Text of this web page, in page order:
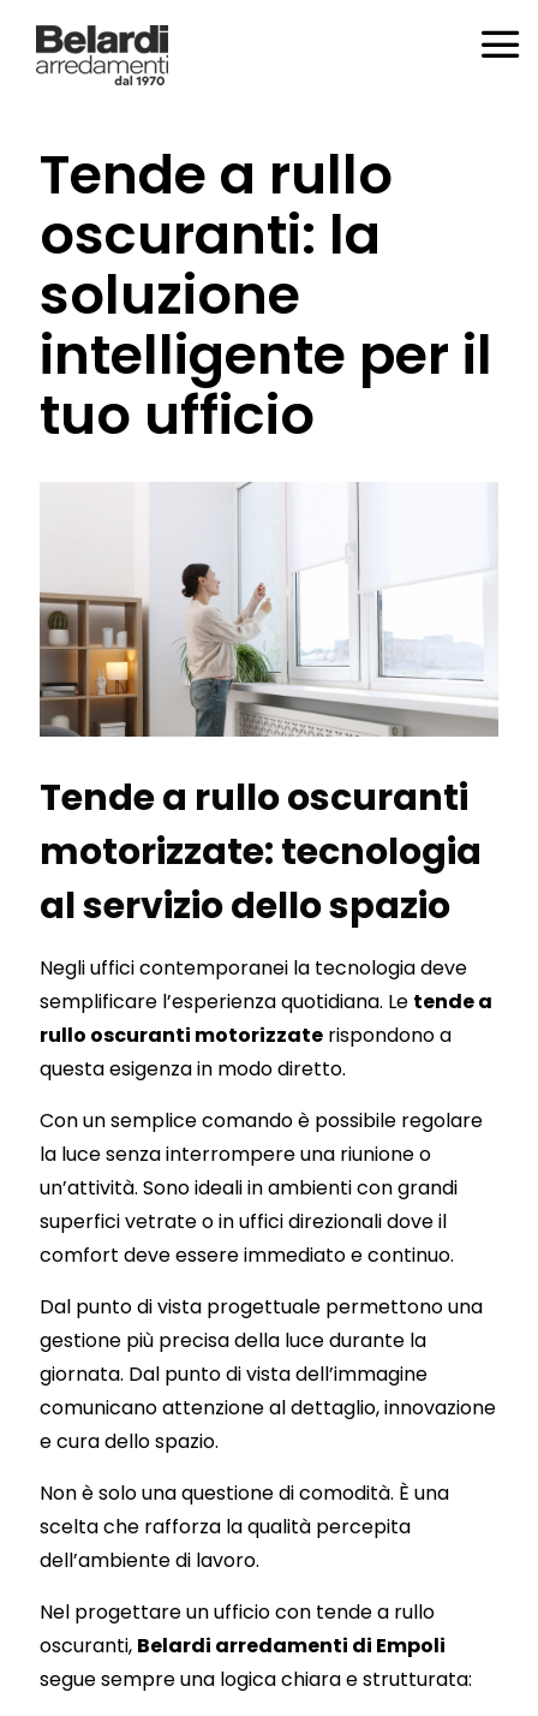
Tende a rullo
oscuranti: la
soluzione
intelligente per il
tuo ufficio
Tende a rullo oscuranti
motorizzate: tecnologia
al servizio dello spazio
Negli uffici contemporanei la tecnologia deve
semplificare l’esperienza quotidiana. Le tende a
rullo oscuranti motorizzate rispondono a
questa esigenza in modo diretto.
Con un semplice comando è possibile regolare
la luce senza interrompere una riunione o
un’attività. Sono ideali in ambienti con grandi
superfici vetrate o in uffici direzionali dove il
comfort deve essere immediato e continuo.
Dal punto di vista progettuale permettono una
gestione più precisa della luce durante la
giornata. Dal punto di vista dell’immagine
comunicano attenzione al dettaglio, innovazione
e cura dello spazio.
Non è solo una questione di comodità. È una
scelta che rafforza la qualità percepita
dell’ambiente di lavoro.
Nel progettare un ufficio con tende a rullo
oscuranti, Belardi arredamenti di Empoli
segue sempre una logica chiara e strutturata: